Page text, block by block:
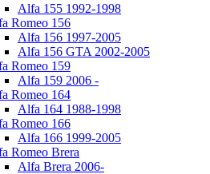
Alfa 155 1992-1998
Romeo 156
Alfa 156 1997-2005
Alfa 156 GTA 2002-2005
Romeo 159
Alfa 159 2006 -
Romeo 164
Alfa 164 1988-1998
Romeo 166
Alfa 166 1999-2005
Romeo Brera
Alfa Brera 2006-